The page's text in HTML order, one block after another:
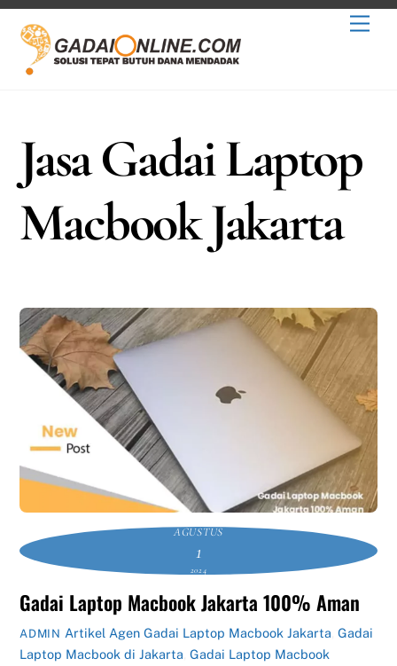
Skip
content
Jasa Gadai Laptop
Macbook Jakarta
AGUSTUS
1
2024
Gadai Laptop Macbook Jakarta 100% Aman
ADMIN Artikel Agen Gadai Laptop Macbook Jakarta Gadai
Laptop Macbook di Jakarta ,Gadai Laptop Macbook